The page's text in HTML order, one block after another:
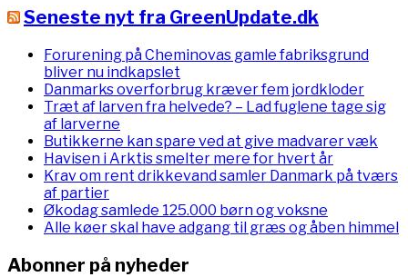
Seneste nyt fra GreenUpdate.dk
Forurening på Cheminovas gamle fabriksgrund
bliver nu indkapslet
Danmarks overforbrug kræver fem jordkloder
Træt af larven fra helvede? – Lad fuglene tage sig
af larverne
Butikkerne kan spare ved at give madvarer væk
Havisen i Arktis smelter mere for hvert år
Krav om rent drikkevand samler Danmark på tværs
af partier
Økodag samlede 125.000 børn og voksne
Alle køer skal have adgang til græs og åben himmel
Abonner på nyheder